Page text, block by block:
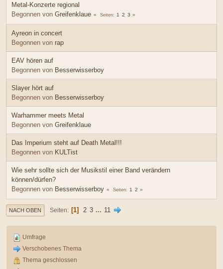
Metal-Konzerte regional
Begonnen von Greifenklaue Seiten 1 2 3
Ayreon in concert
Begonnen von rap
EAV hören auf
Begonnen von Besserwisserboy
Slayer hört auf
Begonnen von Besserwisserboy
Warhammer meets Metal
Begonnen von Greifenklaue
Das Imperium steht auf Death Metal!!!
Begonnen von KULTist
Wie sehr sollte sich der Musikstil einer Band verändern
können/dürfen?
Begonnen von Besserwisserboy Seiten 1 2
NACH OBEN Seiten 1 2 3 ... 11
Umfrage
Verschobenes Thema
Thema geschlossen